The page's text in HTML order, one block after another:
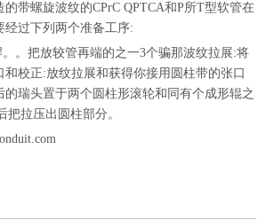
带螺旋波纹的CPrC QPTCA和P所T型软管在
经过下列两个准备工序:
。把放较管再端的之一3个骗那波纹拉展:将
校正:放纹拉展和获得你接用圆柱带的张口
的瑞头置于两个圆柱形滚轮和同有个成形辊之
把拉压出圆柱部分。